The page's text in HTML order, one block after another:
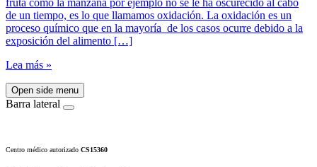
fruta como la manzana por ejemplo no se le ha oscurecido al cabo
de un tiempo, es lo que llamamos oxidación. La oxidación es un
proceso químico que en la mayoría de los casos ocurre debido a la
exposición del alimento […]
Lea más »
Open side menu
Barra lateral
Centro médico autorizado CS15360